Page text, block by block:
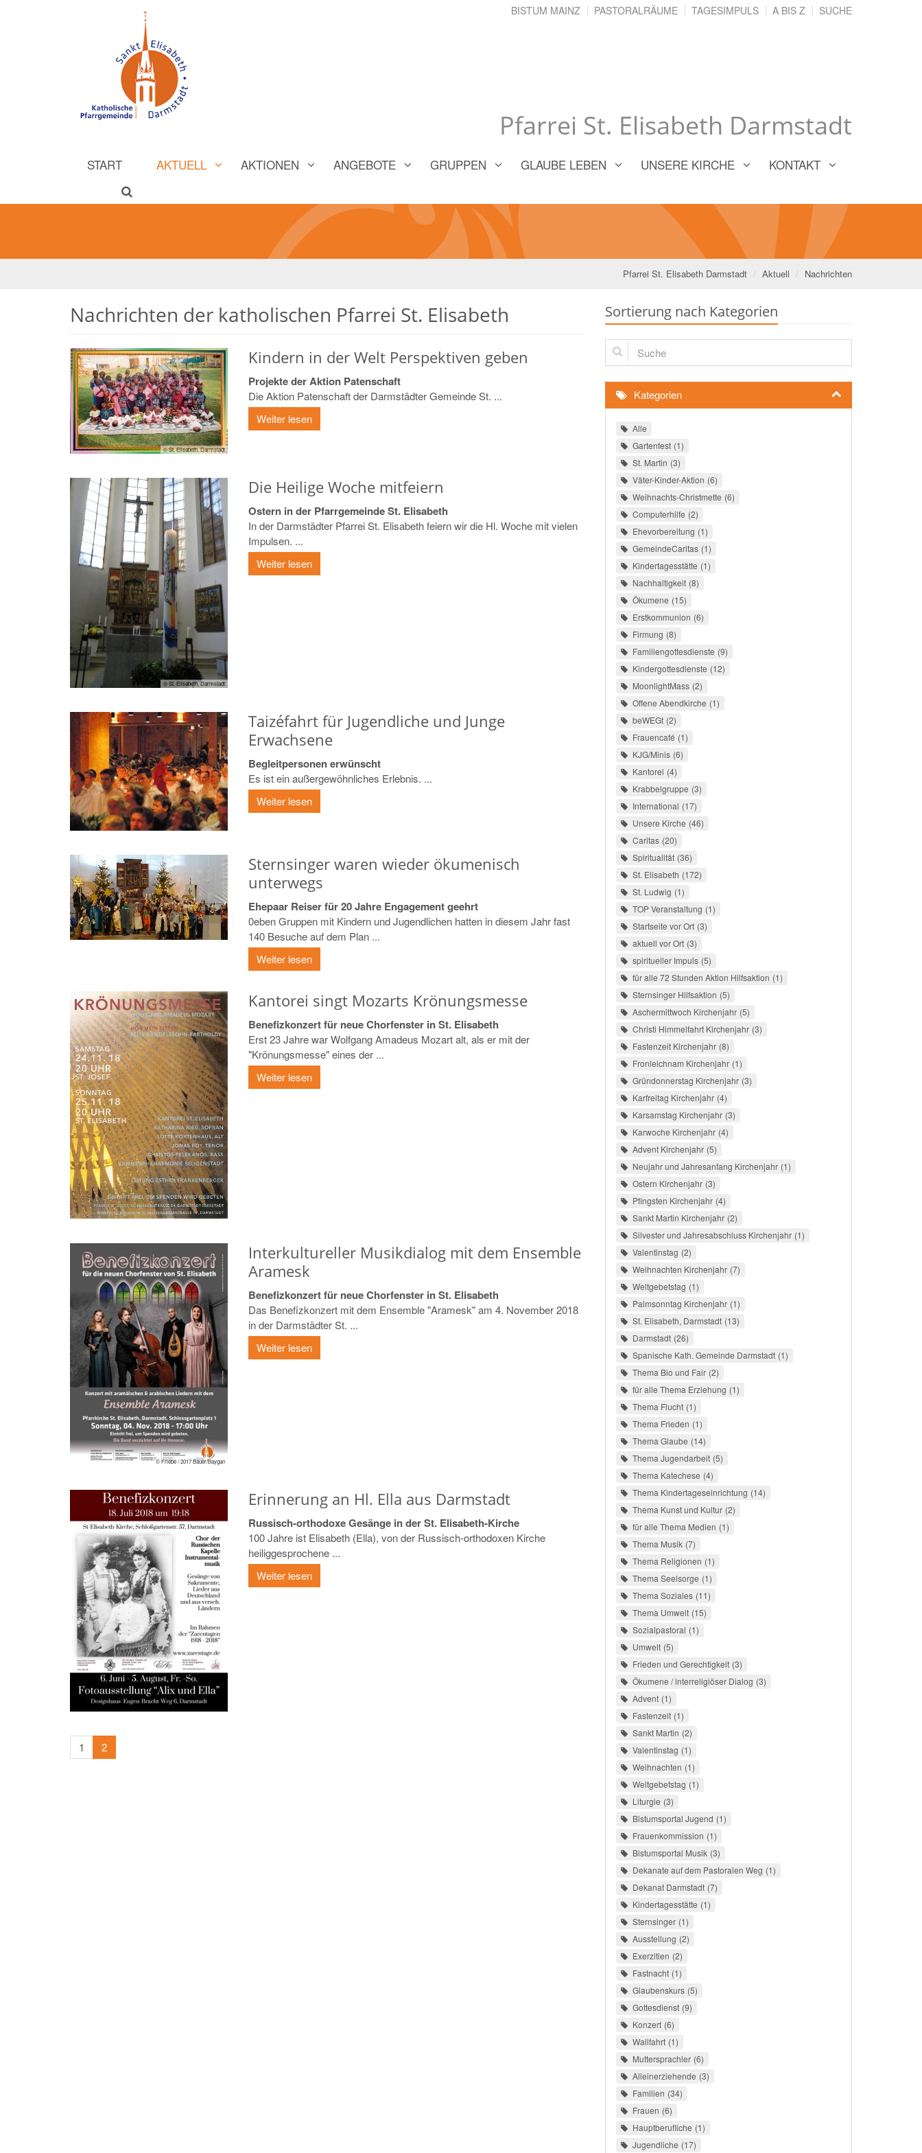
Pfarrei St. Elisabeth Darmstadt
BISTUM MAINZ PASTORALRÄUME TAGESIMPULS A BIS Z SUCHE
START AKTUELL AKTIONEN ANGEBOTE GRUPPEN GLAUBE LEBEN UNSERE KIRCHE KONTAKT
Pfarrei St. Elisabeth Darmstadt Aktuell Nachrichten
Nachrichten der katholischen Pfarrei St. Elisabeth
© St. Elisabeth, Darmstadt
Kindern in der Welt Perspektiven geben
Projekte der Aktion Patenschaft
Die Aktion Patenschaft der Darmstädter Gemeinde St. ...
Weiter lesen
© St. Elisabeth, Darmstadt
Die Heilige Woche mitfeiern
Ostern in der Pfarrgemeinde St. Elisabeth
In der Darmstädter Pfarrei St. Elisabeth feiern wir die Hl. Woche mit vielen
Impulsen. ...
Weiter lesen
Taizéfahrt für Jugendliche und Junge
Erwachsene
Begleitpersonen erwünscht
Es ist ein außergewöhnliches Erlebnis. ...
Weiter lesen
Sternsinger waren wieder ökumenisch
unterwegs
Ehepaar Reiser für 20 Jahre Engagement geehrt
0eben Gruppen mit Kindern und Jugendlichen hatten in diesem Jahr fast
140 Besuche auf dem Plan ...
Weiter lesen
Kantorei singt Mozarts Krönungsmesse
Benefizkonzert für neue Chorfenster in St. Elisabeth
Erst 23 Jahre war Wolfgang Amadeus Mozart alt, als er mit der
"Krönungsmesse" eines der ...
Weiter lesen
© Friebe / 2017 Bauer/Baygan
Interkultureller Musikdialog mit dem Ensemble
Aramesk
Benefizkonzert für neue Chorfenster in St. Elisabeth
Das Benefizkonzert mit dem Ensemble "Aramesk" am 4. November 2018
in der Darmstädter St. ...
Weiter lesen
Erinnerung an Hl. Ella aus Darmstadt
Russisch-orthodoxe Gesänge in der St. Elisabeth-Kirche
100 Jahre ist Elisabeth (Ella), von der Russisch-orthodoxen Kirche
heiliggesprochene ...
Weiter lesen
1 2
Sortierung nach Kategorien
Suche
Kategorien
Alle
Gartenfest 1
St. Martin 3
Väter-Kinder-Aktion 6
Weihnachts-Christmette 6
Computerhilfe 2
Ehevorbereitung 1
GemeindeCaritas 1
Kindertagesstätte 1
Nachhaltigkeit 8
Ökumene 15
Erstkommunion 6
Firmung 8
Familiengottesdienste 9
Kindergottesdienste 12
MoonlightMass 2
Offene Abendkirche 1
beWEGt 2
Frauencafé 1
KJG/Minis 6
Kantorei 4
Krabbelgruppe 3
International 17
Unsere Kirche 46
Caritas 20
Spiritualität 36
St. Elisabeth 172
St. Ludwig 1
TOP Veranstaltung 1
Startseite vor Ort 3
aktuell vor Ort 3
spiritueller Impuls 5
für alle 72 Stunden Aktion Hilfsaktion 1
Sternsinger Hilfsaktion 5
Aschermittwoch Kirchenjahr 5
Christi Himmelfahrt Kirchenjahr 3
Fastenzeit Kirchenjahr 8
Fronleichnam Kirchenjahr 1
Gründonnerstag Kirchenjahr 3
Karfreitag Kirchenjahr 4
Karsamstag Kirchenjahr 3
Karwoche Kirchenjahr 4
Advent Kirchenjahr 5
Neujahr und Jahresanfang Kirchenjahr 1
Ostern Kirchenjahr 3
Pfingsten Kirchenjahr 4
Sankt Martin Kirchenjahr 2
Silvester und Jahresabschluss Kirchenjahr 1
Valentinstag 2
Weihnachten Kirchenjahr 7
Weltgebetstag 1
Palmsonntag Kirchenjahr 1
St. Elisabeth, Darmstadt 13
Darmstadt 26
Spanische Kath. Gemeinde Darmstadt 1
Thema Bio und Fair 2
für alle Thema Erziehung 1
Thema Flucht 1
Thema Frieden 1
Thema Glaube 14
Thema Jugendarbeit 5
Thema Katechese 4
Thema Kindertageseinrichtung 14
Thema Kunst und Kultur 2
für alle Thema Medien 1
Thema Musik 7
Thema Religionen 1
Thema Seelsorge 1
Thema Soziales 11
Thema Umwelt 15
Sozialpastoral 1
Umwelt 5
Frieden und Gerechtigkeit 3
Ökumene / interreligiöser Dialog 3
Advent 1
Fastenzeit 1
Sankt Martin 2
Valentinstag 1
Weihnachten 1
Weltgebetstag 1
Liturgie 3
Bistumsportal Jugend 1
Frauenkommission 1
Bistumsportal Musik 3
Dekanate auf dem Pastoralen Weg 1
Dekanat Darmstadt 7
Kindertagesstätte 1
Sternsinger 1
Ausstellung 2
Exerzitien 2
Fastnacht 1
Glaubenskurs 5
Gottesdienst 9
Konzert 6
Wallfahrt 1
Muttersprachler 6
Alleinerziehende 3
Familien 34
Frauen 6
Hauptberufliche 1
Jugendliche 17